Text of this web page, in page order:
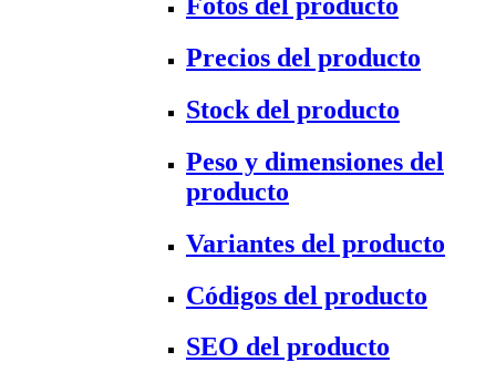
Precios del producto
Stock del producto
Peso y dimensiones del
producto
Variantes del producto
Códigos del producto
SEO del producto